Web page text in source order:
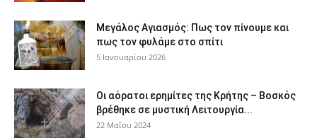
Μεγάλος Αγιασμός: Πως τον πίνουμε και
πως τον φυλάμε στο σπίτι
5 Ιανουαρίου 2026
Οι αόρατοι ερημίτες της Κρήτης – Βοσκός
βρέθηκε σε μυστική Λειτουργία...
22 Μαΐου 2024